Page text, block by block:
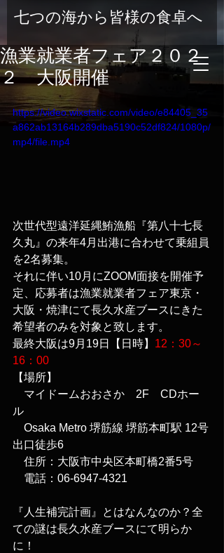
七つの海から皆様の食卓へ
漁業就業者フェア２０２
２ 大阪開催
https://video.wixstatic.com/video/e84405_35
a862ab13164b289dba5190c52df824/1080p/
mp4/file.mp4
次世代型遠洋延縄鮪漁船『第八十七長
久丸』の来年4月出港に合わせて乗組員
を2名募集。
それに伴い10月にZOOM面接を開催予
定、応募者は漁業就業者フェア東京・
大阪・焼津にて長久水産ブースにきた
希望者のみを対象と致します。
最終大阪は9月19日【日時】 12：30～
16：00
【場所】
マイドームおおさか　2F　CDホー
ル
Osaka Metro 堺筋線 堺筋本町駅 12号
出口徒歩6
住所：大阪市中央区本町橋2番5号
電話：06-6947-4321
『人生補完計画』とはなんなのか？全
ての謎は長久水産ブースにて明らか
に！